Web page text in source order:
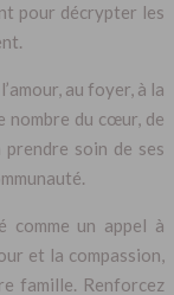
pour décrypter les
au foyer, à la
nombre du cœur, de
soin de ses
comme un appel à
et la compassion,
famille. Renforcez